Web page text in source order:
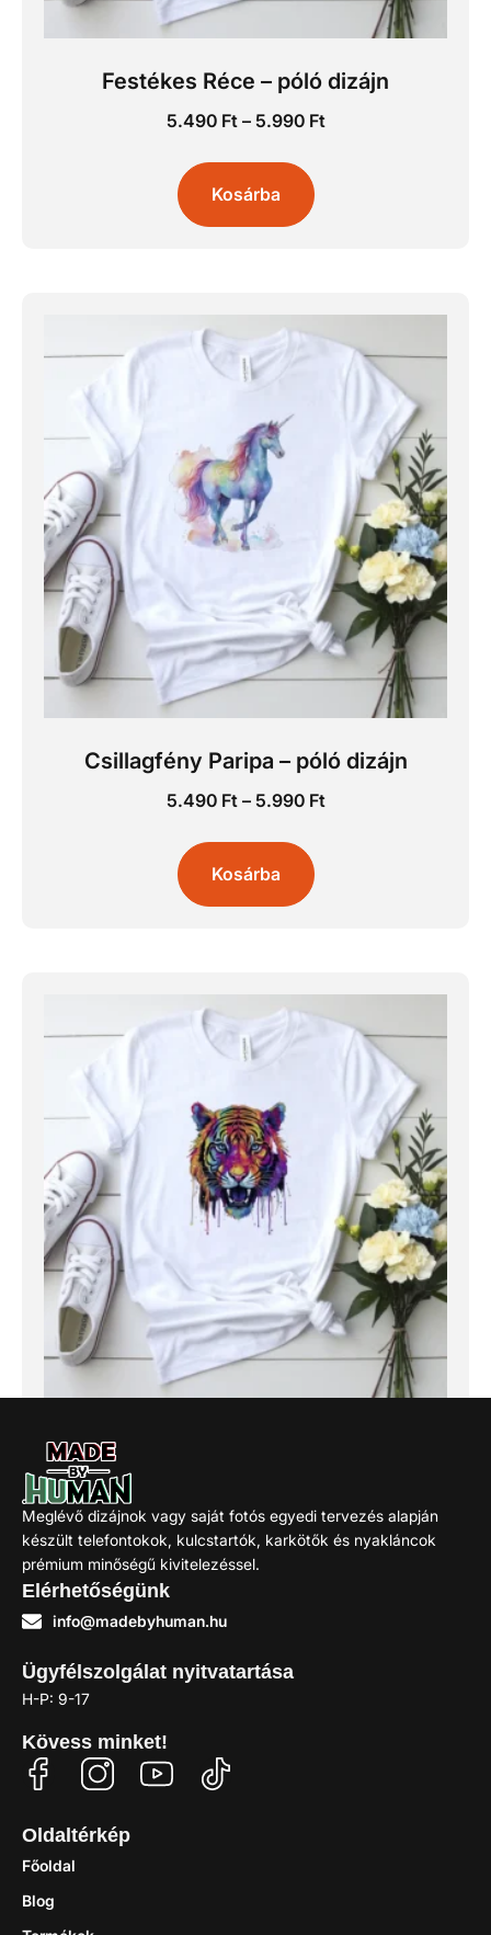
Festékes Réce – póló dizájn
5.490 Ft – 5.990 Ft
Kosárba
Csillagfény Paripa – póló dizájn
5.490 Ft – 5.990 Ft
Kosárba
Aurora Vadász – póló dizájn
Kosárba
Meglévő dizájnok vagy saját fotós egyedi tervezés alapján
készült telefontokok, kulcstartók, karkötők és nyakláncok
prémium minőségű kivitelezéssel.
Elérhetőségünk
info@madebyhuman.hu
Ügyfélszolgálat nyitvatartása
H-P: 9-17
Kövess minket!
Oldaltérkép
Főoldal
Blog